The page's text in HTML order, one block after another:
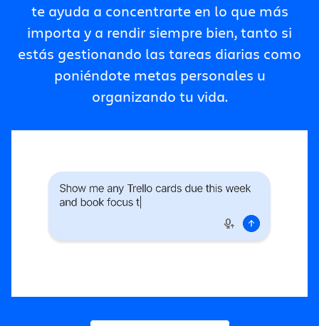
Precios
Recursos
Obtener Trello gratis
Iniciar sesión
te ayuda a concentrarte en lo que más
importa y a rendir siempre bien, tanto si
estás gestionando las tareas diarias como
poniéndote metas personales u
organizando tu vida.